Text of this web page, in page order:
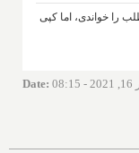
را خواندی، اما کپی
Date: